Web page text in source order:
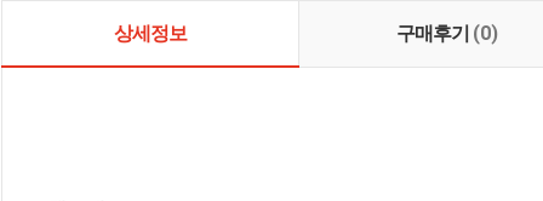
상세정보 구매후기 (0)